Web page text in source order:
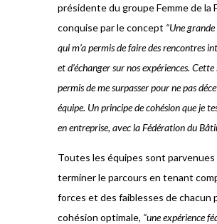
présidente du groupe Femme de la
conquise par le concept “Une
qui m’a permis de faire des rencontres
et d’échanger sur nos expériences. Cette
permis de me surpasser pour ne pas
équipe. Un principe de cohésion que je
en entreprise, avec la Fédération du
Toutes les équipes sont parvenues
terminer le parcours en tenant
forces et des faiblesses de chacun
cohésion optimale, “une expérience